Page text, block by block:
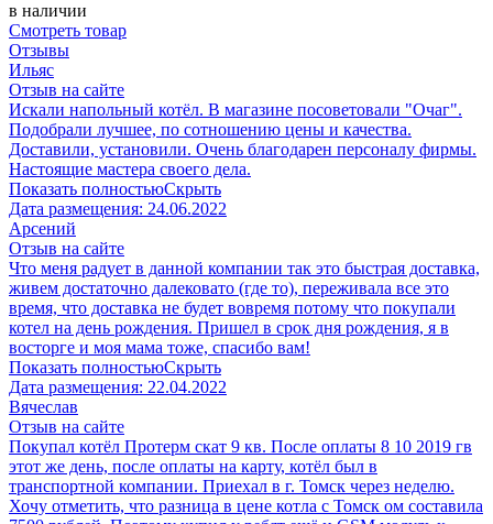
в наличии
Смотреть товар
Отзывы
Ильяс
Отзыв на сайте
Искали напольный котёл. В магазине посоветовали "Очаг".
Подобрали лучшее, по сотношению цены и качества.
Доставили, установили. Очень благодарен персоналу фирмы.
Настоящие мастера своего дела.
Показать полностьюСкрыть
Дата размещения: 24.06.2022
Арсений
Отзыв на сайте
Что меня радует в данной компании так это быстрая доставка,
живем достаточно далековато (где то), переживала все это
время, что доставка не будет вовремя потому что покупали
котел на день рождения. Пришел в срок дня рождения, я в
восторге и моя мама тоже, спасибо вам!
Показать полностьюСкрыть
Дата размещения: 22.04.2022
Вячеслав
Отзыв на сайте
Покупал котёл Протерм скат 9 кв. После оплаты 8 10 2019 гв
этот же день, после оплаты на карту, котёл был в
транспортной компании. Приехал в г. Томск через неделю.
Хочу отметить, что разница в цене котла с Томск ом составила